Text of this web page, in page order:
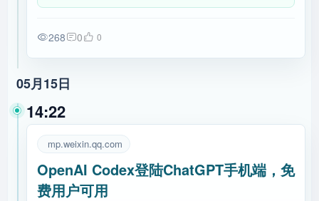
268 0 0
05月15日
14:22
mp.weixin.qq.com
OpenAI Codex登陆ChatGPT手机端，免
费用户可用